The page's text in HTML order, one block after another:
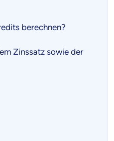
berechnen?
Zinssatz sowie der